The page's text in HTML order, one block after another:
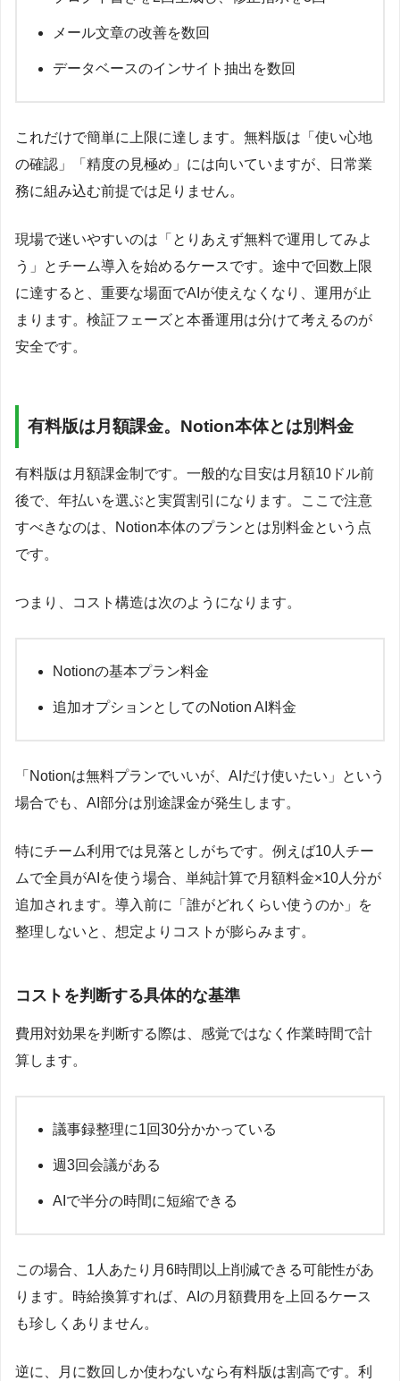
メール文章の改善を数回
データベースのインサイト抽出を数回
これだけで簡単に上限に達します。無料版は「使い心地
の確認」「精度の見極め」には向いていますが、日常業
務に組み込む前提では足りません。
現場で迷いやすいのは「とりあえず無料で運用してみよ
う」とチーム導入を始めるケースです。途中で回数上限
に達すると、重要な場面でAIが使えなくなり、運用が止
まります。検証フェーズと本番運用は分けて考えるのが
安全です。
有料版は月額課金。Notion本体とは別料金
有料版は月額課金制です。一般的な目安は月額10ドル前
後で、年払いを選ぶと実質割引になります。ここで注意
すべきなのは、Notion本体のプランとは別料金という点
です。
つまり、コスト構造は次のようになります。
Notionの基本プラン料金
追加オプションとしてのNotion AI料金
「Notionは無料プランでいいが、AIだけ使いたい」という
場合でも、AI部分は別途課金が発生します。
特にチーム利用では見落としがちです。例えば10人チー
ムで全員がAIを使う場合、単純計算で月額料金×10人分が
追加されます。導入前に「誰がどれくらい使うのか」を
整理しないと、想定よりコストが膨らみます。
コストを判断する具体的な基準
費用対効果を判断する際は、感覚ではなく作業時間で計
算します。
議事録整理に1回30分かかっている
週3回会議がある
AIで半分の時間に短縮できる
この場合、1人あたり月6時間以上削減できる可能性があ
ります。時給換算すれば、AIの月額費用を上回るケース
も珍しくありません。
逆に、月に数回しか使わないなら有料版は割高です。利